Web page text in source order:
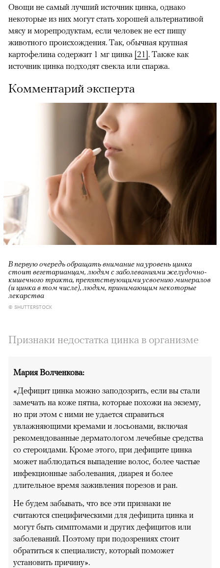
Овощи не самый лучший источник цинка, однако
некоторые из них могут стать хорошей альтернативой
мясу и морепродуктам, если человек не ест пищу
животного происхождения. Так, обычная крупная
картофелина содержит 1 мг цинка [21]. Также как
источник цинка подходят свекла или спаржа.
Комментарий эксперта
В первую очередь обращать внимание на уровень цинка
стоит вегетарианцам, людям с заболеваниями желудочно-
кишечного тракта, препятствующими усвоению минералов
(и цинка в том числе), людям, принимающим некоторые
лекарства
© SHUTTERSTOCK
Признаки недостатка цинка в организме
Мария Волченкова:
«Дефицит цинка можно заподозрить, если вы стали
замечать на коже пятна, которые похожи на экзему,
но при этом с ними не удается справиться
увлажняющими кремами и лосьонами, включая
рекомендованные дерматологом лечебные средства
со стероидами. Кроме этого, при дефиците цинка
может наблюдаться выпадение волос, более частые
инфекционные заболевания, диарея и более
длительное время заживления порезов и ран.
Не будем забывать, что все эти признаки не
считаются специфическими для дефицита цинка и
могут быть симптомами и других дефицитов или
заболеваний. Поэтому при подозрениях стоит
обратиться к специалисту, который поможет
установить причину».